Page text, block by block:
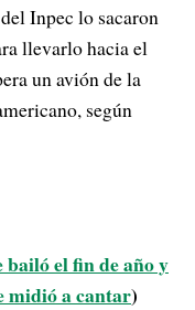
Inpec lo sacaron
llevarlo hacia el
un avión de la
según
bailó el fin de año y
midió a cantar)